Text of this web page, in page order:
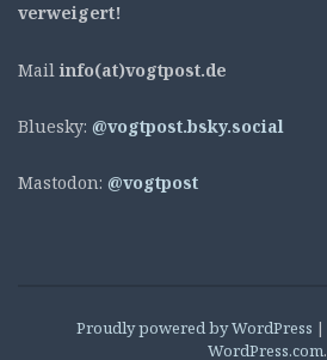
verweigert!
Mail info(at)vogtpost.de
Bluesky: @vogtpost.bsky.social
Mastodon: @vogtpost
Proudly powered by WordPress |
WordPress.com.